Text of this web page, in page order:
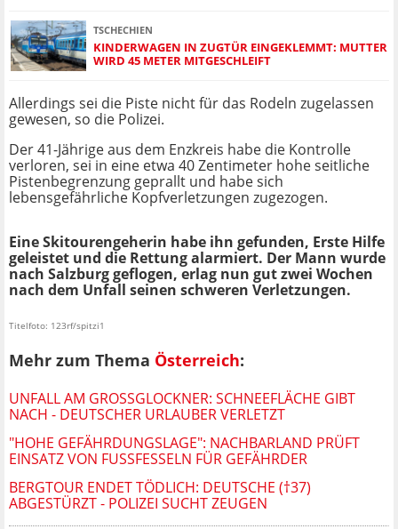
TSCHECHIEN
KINDERWAGEN IN ZUGTÜR EINGEKLEMMT: MUTTER
WIRD 45 METER MITGESCHLEIFT
Allerdings sei die Piste nicht für das Rodeln zugelassen
gewesen, so die Polizei.
Der 41-Jährige aus dem Enzkreis habe die Kontrolle
verloren, sei in eine etwa 40 Zentimeter hohe seitliche
Pistenbegrenzung geprallt und habe sich
lebensgefährliche Kopfverletzungen zugezogen.
Eine Skitourengeherin habe ihn gefunden, Erste Hilfe
geleistet und die Rettung alarmiert. Der Mann wurde
nach Salzburg geflogen, erlag nun gut zwei Wochen
nach dem Unfall seinen schweren Verletzungen.
Titelfoto: 123rf/spitzi1
Mehr zum Thema Österreich:
UNFALL AM GROSSGLOCKNER: SCHNEEFLÄCHE GIBT N
ACH - DEUTSCHER URLAUBER VERLETZT
"HOHE GEFÄHRDUNGSLAGE": NACHBARLAND PRÜFT
EINSATZ VON FUSSFESSELN FÜR GEFÄHRDER
BERGTOUR ENDET TÖDLICH: DEUTSCHE (†37)
ABGESTÜRZT - POLIZEI SUCHT ZEUGEN